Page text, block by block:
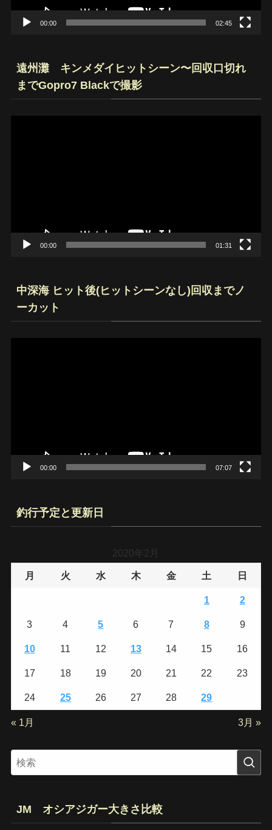
00:00 02:45
遠州灘 キンメダイヒットシーン〜回収口切れ
までGopro7 Blackで撮影
00:00 01:31
中深海 ヒット後(ヒットシーンなし)回収までノ
ーカット
00:00 07:07
釣行予定と更新日
2020年2月
月 火 水 木 金 土 日
1 2
3 4 5 6 7 8 9
10 11 12 13 14 15 16
17 18 19 20 21 22 23
24 25 26 27 28 29
« 1月 3月 »
JM オシアジガー大きさ比較